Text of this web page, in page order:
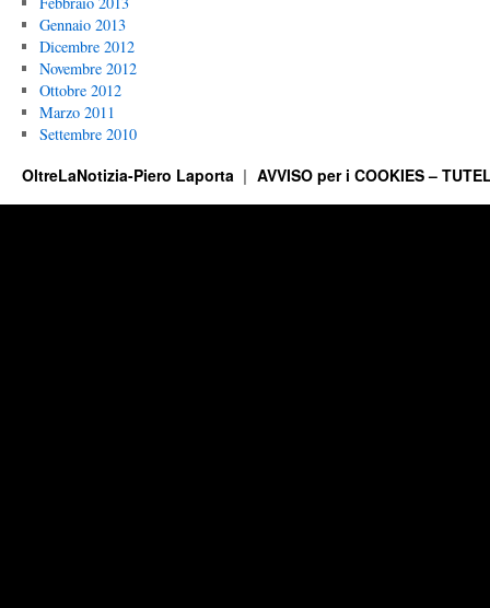
Gennaio 2013
Dicembre 2012
Novembre 2012
Ottobre 2012
Marzo 2011
Settembre 2010
OltreLaNotizia-Piero Laporta AVVISO per i COOKIES –